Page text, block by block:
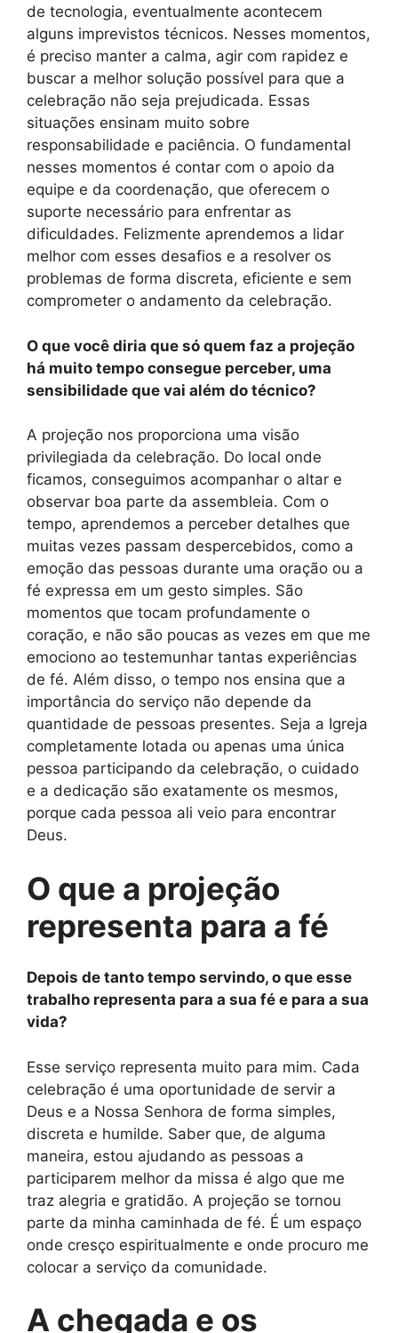
de tecnologia, eventualmente acontecem
alguns imprevistos técnicos. Nesses momentos,
é preciso manter a calma, agir com rapidez e
buscar a melhor solução possível para que a
celebração não seja prejudicada. Essas
situações ensinam muito sobre
responsabilidade e paciência. O fundamental
nesses momentos é contar com o apoio da
equipe e da coordenação, que oferecem o
suporte necessário para enfrentar as
dificuldades. Felizmente aprendemos a lidar
melhor com esses desafios e a resolver os
problemas de forma discreta, eficiente e sem
comprometer o andamento da celebração.
O que você diria que só quem faz a projeção
há muito tempo consegue perceber, uma
sensibilidade que vai além do técnico?
A projeção nos proporciona uma visão
privilegiada da celebração. Do local onde
ficamos, conseguimos acompanhar o altar e
observar boa parte da assembleia. Com o
tempo, aprendemos a perceber detalhes que
muitas vezes passam despercebidos, como a
emoção das pessoas durante uma oração ou a
fé expressa em um gesto simples. São
momentos que tocam profundamente o
coração, e não são poucas as vezes em que me
emociono ao testemunhar tantas experiências
de fé. Além disso, o tempo nos ensina que a
importância do serviço não depende da
quantidade de pessoas presentes. Seja a Igreja
completamente lotada ou apenas uma única
pessoa participando da celebração, o cuidado
e a dedicação são exatamente os mesmos,
porque cada pessoa ali veio para encontrar
Deus.
O que a projeção
representa para a fé
Depois de tanto tempo servindo, o que esse
trabalho representa para a sua fé e para a sua
vida?
Esse serviço representa muito para mim. Cada
celebração é uma oportunidade de servir a
Deus e a Nossa Senhora de forma simples,
discreta e humilde. Saber que, de alguma
maneira, estou ajudando as pessoas a
participarem melhor da missa é algo que me
traz alegria e gratidão. A projeção se tornou
parte da minha caminhada de fé. É um espaço
onde cresço espiritualmente e onde procuro me
colocar a serviço da comunidade.
A chegada e os